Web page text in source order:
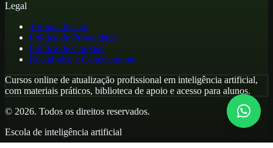
Legal
Termos de Uso
Política de Privacidade
Política de Cookies
Reembolso e Cancelamento
Cursos online de atualização profissional em inteligência artificial,
com materiais práticos, biblioteca de apoio e acesso para alunos.
© 2026. Todos os direitos reservados.
Escola de inteligência artificial